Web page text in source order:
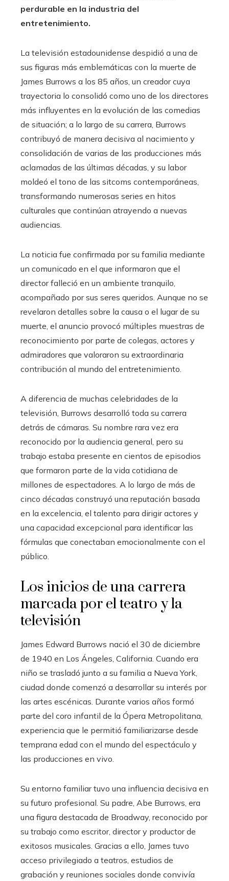
perdurable en la industria del
entretenimiento.
La televisión estadounidense despidió a una de
sus figuras más emblemáticas con la muerte de
James Burrows a los 85 años, un creador cuya
trayectoria lo consolidó como uno de los directores
más influyentes en la evolución de las comedias
de situación; a lo largo de su carrera, Burrows
contribuyó de manera decisiva al nacimiento y
consolidación de varias de las producciones más
aclamadas de las últimas décadas, y su labor
moldeó el tono de las sitcoms contemporáneas,
transformando numerosas series en hitos
culturales que continúan atrayendo a nuevas
audiencias.
La noticia fue confirmada por su familia mediante
un comunicado en el que informaron que el
director falleció en un ambiente tranquilo,
acompañado por sus seres queridos. Aunque no se
revelaron detalles sobre la causa o el lugar de su
muerte, el anuncio provocó múltiples muestras de
reconocimiento por parte de colegas, actores y
admiradores que valoraron su extraordinaria
contribución al mundo del entretenimiento.
A diferencia de muchas celebridades de la
televisión, Burrows desarrolló toda su carrera
detrás de cámaras. Su nombre rara vez era
reconocido por la audiencia general, pero su
trabajo estaba presente en cientos de episodios
que formaron parte de la vida cotidiana de
millones de espectadores. A lo largo de más de
cinco décadas construyó una reputación basada
en la excelencia, el talento para dirigir actores y
una capacidad excepcional para identificar las
fórmulas que conectaban emocionalmente con el
público.
Los inicios de una carrera
marcada por el teatro y la
televisión
James Edward Burrows nació el 30 de diciembre
de 1940 en Los Ángeles, California. Cuando era
niño se trasladó junto a su familia a Nueva York,
ciudad donde comenzó a desarrollar su interés por
las artes escénicas. Durante varios años formó
parte del coro infantil de la Ópera Metropolitana,
experiencia que le permitió familiarizarse desde
temprana edad con el mundo del espectáculo y
las producciones en vivo.
Su entorno familiar tuvo una influencia decisiva en
su futuro profesional. Su padre, Abe Burrows, era
una figura destacada de Broadway, reconocido por
su trabajo como escritor, director y productor de
exitosos musicales. Gracias a ello, James tuvo
acceso privilegiado a teatros, estudios de
grabación y reuniones sociales donde convivía